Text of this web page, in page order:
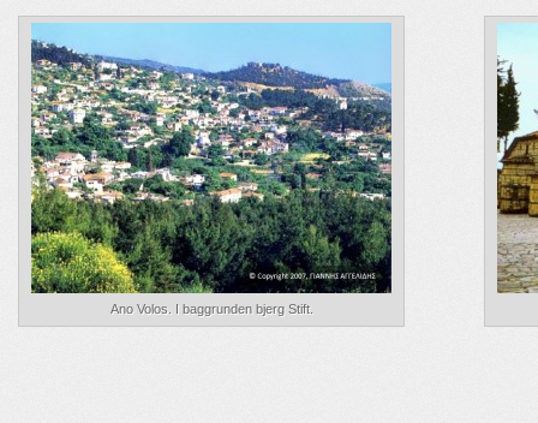
Ano Volos. I baggrunden bjerg Stift.